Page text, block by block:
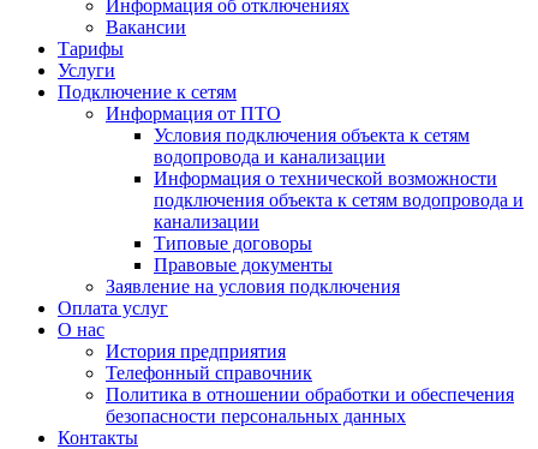
Информация об отключениях
Вакансии
Тарифы
Услуги
Подключение к сетям
Информация от ПТО
Условия подключения объекта к сетям
водопровода и канализации
Информация о технической возможности
подключения объекта к сетям водопровода и
канализации
Типовые договоры
Правовые документы
Заявление на условия подключения
Оплата услуг
О нас
История предприятия
Телефонный справочник
Политика в отношении обработки и обеспечения
безопасности персональных данных
Контакты